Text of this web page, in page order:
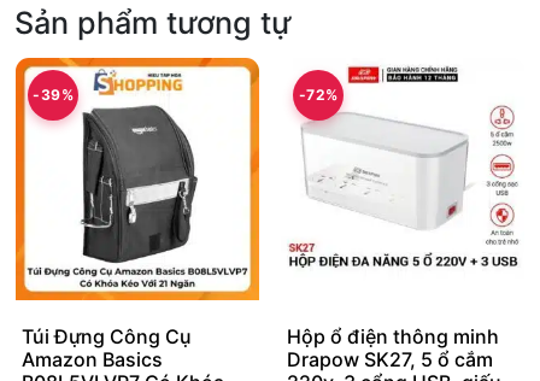
Sản phẩm tương tự
-39%
Túi Đựng Công Cụ
Amazon Basics
-72%
Hộp ổ điện thông minh
Drapow SK27, 5 ổ cắm